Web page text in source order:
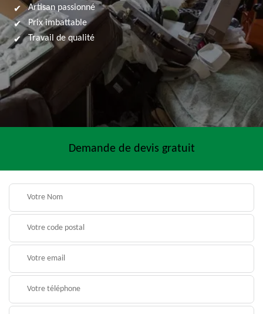
Artisan passionné
Prix imbattable
Travail de qualité
Demande de devis gratuit